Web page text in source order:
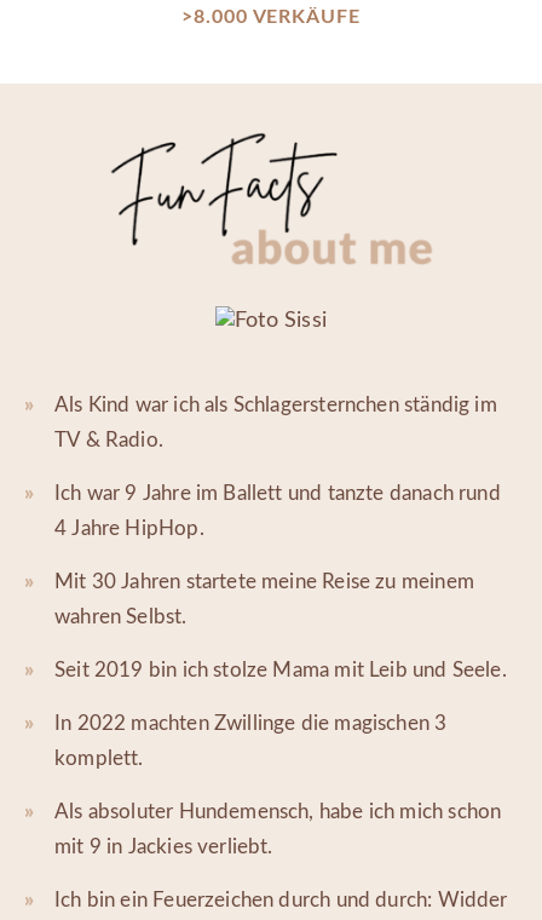
>8.000 VERKÄUFE
Als Kind war ich als Schlagersternchen ständig im
TV & Radio.
Ich war 9 Jahre im Ballett und tanzte danach rund
4 Jahre HipHop.
Mit 30 Jahren startete meine Reise zu meinem
wahren Selbst.
Seit 2019 bin ich stolze Mama mit Leib und Seele.
In 2022 machten Zwillinge die magischen 3
komplett.
Als absoluter Hundemensch, habe ich mich schon
mit 9 in Jackies verliebt.
Ich bin ein Feuerzeichen durch und durch: Widder